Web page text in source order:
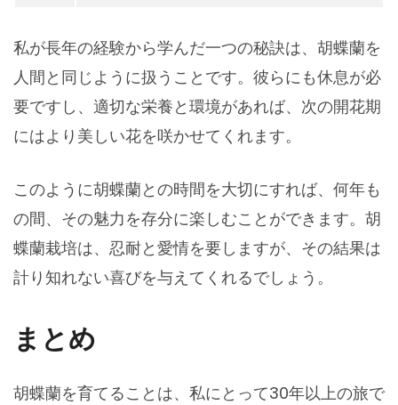
私が長年の経験から学んだ一つの秘訣は、胡蝶蘭を
人間と同じように扱うことです。彼らにも休息が必
要ですし、適切な栄養と環境があれば、次の開花期
にはより美しい花を咲かせてくれます。
このように胡蝶蘭との時間を大切にすれば、何年も
の間、その魅力を存分に楽しむことができます。胡
蝶蘭栽培は、忍耐と愛情を要しますが、その結果は
計り知れない喜びを与えてくれるでしょう。
まとめ
胡蝶蘭を育てることは、私にとって30年以上の旅で